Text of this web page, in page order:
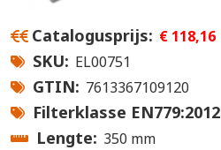
Catalogusprijs € 118,16
SKU EL00751
GTIN 7613367109120
Filterklasse EN779:2012
Lengte 350 mm